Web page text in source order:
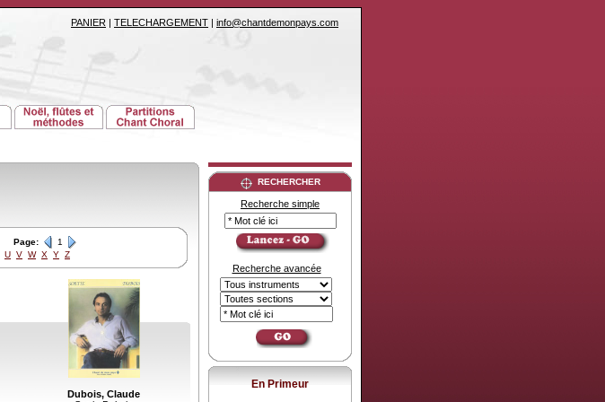
PANIER | TELECHARGEMENT | info@chantdemonpays.com
Page:
1
U V W X Y Z
Dubois, Claude
RECHERCHER
Recherche simple
Recherche avancée
En Primeur